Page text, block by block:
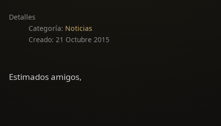
Detalles
Categoría: Noticias
Creado: 21 Octubre 2015
Estimados amigos,